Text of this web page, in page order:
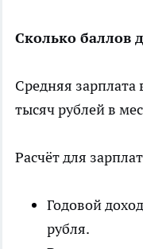
Сколько баллов
Средняя зарплата
тысяч рублей в
Расчёт для
Годовой
рубля.